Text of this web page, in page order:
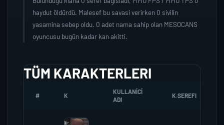
haydut öldürdü. Malesef bu savasi verirken 0 sivilin
yasamina sebep oldu. 0 adet nama sahip olan MESOCANS
oyuncusu bugün kadar kan akitti.
TÜM KARAKTERLERI
# K
KULLANICI
ADI
K.SEREFI